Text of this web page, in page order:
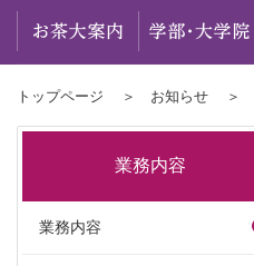
トップページ お知らせ
業務内容
業務内容